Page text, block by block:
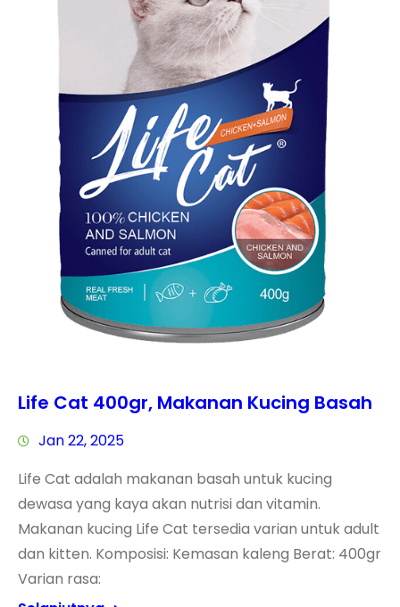
Life Cat 400gr, Makanan Kucing Basah
Jan 22, 2025
Life Cat adalah makanan basah untuk kucing
dewasa yang kaya akan nutrisi dan vitamin.
Makanan kucing Life Cat tersedia varian untuk adult
dan kitten. Komposisi: Kemasan kaleng Berat: 400gr
Varian rasa: